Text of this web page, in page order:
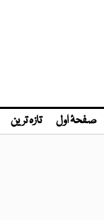
صفحۂ اول تازہ ترین